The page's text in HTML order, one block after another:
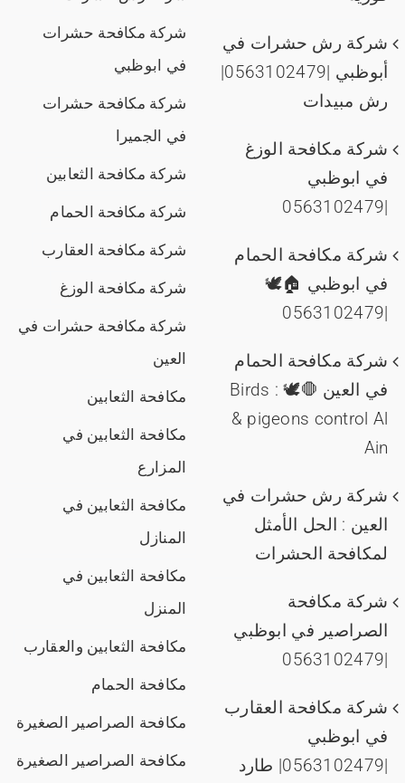
شركة رش حشرات في
أبوظبي |0563102479|
رش مبيدات
شركة مكافحة الوزغ
في ابوظبي
|0563102479
شركة مكافحة الحمام
في ابوظبي 🏠🕊️
|0563102479
شركة مكافحة الحمام
في العين 🛑🕊️ : Birds
& pigeons control Al
Ain
شركة رش حشرات في
العين : الحل الأمثل
لمكافحة الحشرات
شركة مكافحة
الصراصير في ابوظبي
|0563102479
شركة مكافحة العقارب
في ابوظبي
|0563102479| طارد
شركة مكافحة حشرات
في ابوظبي
شركة مكافحة حشرات
في الجميرا
شركة مكافحة الثعابين
شركة مكافحة الحمام
شركة مكافحة العقارب
شركة مكافحة الوزغ
شركة مكافحة حشرات في
العين
مكافحة الثعابين
مكافحة الثعابين في
المزارع
مكافحة الثعابين في
المنازل
مكافحة الثعابين في
المنزل
مكافحة الثعابين والعقارب
مكافحة الحمام
مكافحة الصراصير الصغيرة
مكافحة الصراصير الصغيرة